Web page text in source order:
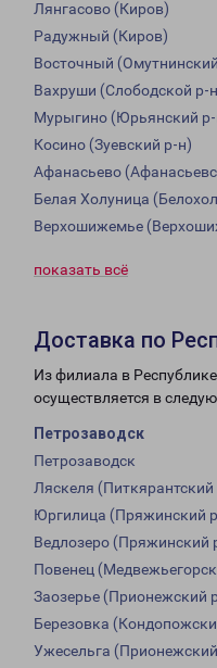
Лянгасово (Киров)
Радужный (Киров)
Восточный
Вахруши (Слободской р-
Мурыгино (Юрьянский
Косино (Зуевский р-н)
Афанасьево
Белая Холуница
Верхошижемье
показать всё
Доставка по
Из филиала в
осуществляется в
Петрозаводск
Петрозаводск
Ляскеля (Питкярантский
Юргилица (Пряжинский
Ведлозеро (Пряжинский
Повенец
Заозерье (Прионежский
Березовка
Ужесельга